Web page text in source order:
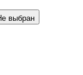
выбран